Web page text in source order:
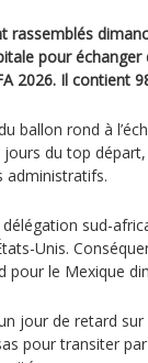
rassemblés
pour
2026. Il contient
ballon rond à
du top
administratifs.
sud-
Unis.
pour le Mexique
jour de retard
pour transiter